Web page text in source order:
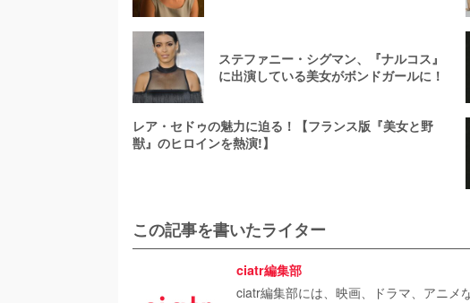
ステファニー・シグマン、『ナルコス』
に出演している美女がボンドガールに！
レア・セドゥの魅力に迫る！【フランス版『美女と野
獣』のヒロインを熱演!】
この記事を書いたライター
ciatr編集部
ciatr編集部には、映画、ドラマ、アニメ